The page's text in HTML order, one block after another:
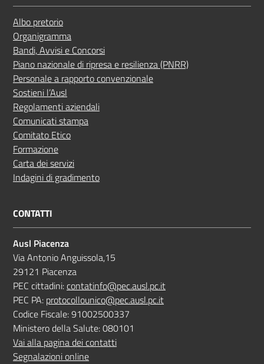
Albo pretorio
Organigramma
Bandi, Avvisi e Concorsi
Piano nazionale di ripresa e resilienza (PNRR)
Personale a rapporto convenzionale
Sostieni l’Ausl
Regolamenti aziendali
Comunicati stampa
Comitato Etico
Formazione
Carta dei servizi
Indagini di gradimento
CONTATTI
Ausl Piacenza
Via Antonio Anguissola,15
29121 Piacenza
PEC cittadini:contatinfo@pec.ausl.pc.it
PEC PA: protocollounico@pec.ausl.pc.it
Codice Fiscale: 91002500337
Ministero della Salute: 080101
Vai alla pagina dei contatti
Segnalazioni online